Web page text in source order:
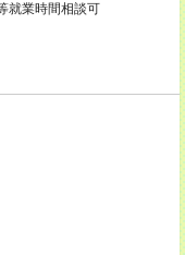
業時間相談可